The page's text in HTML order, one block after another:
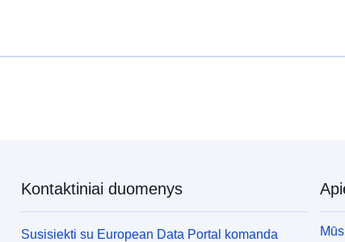
Kontaktiniai duomenys
Susisiekti su European Data Portal komanda